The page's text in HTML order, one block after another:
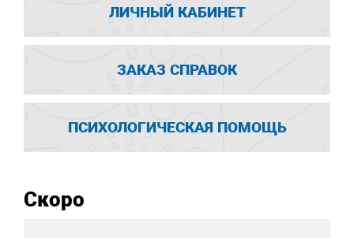
ЛИЧНЫЙ КАБИНЕТ
ЗАКАЗ СПРАВОК
ПСИХОЛОГИЧЕСКАЯ ПОМОЩЬ
Скоро